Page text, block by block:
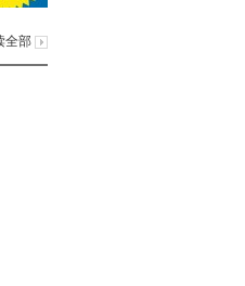
全部